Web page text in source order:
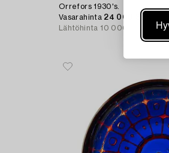
Orrefors 1930's.
Vasarahinta 24 000 SEK
Lähtöhinta 10 000 - 15 000